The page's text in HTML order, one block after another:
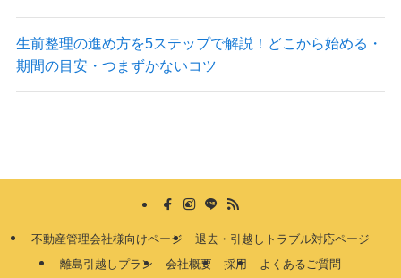
生前整理の進め方を5ステップで解説！どこから始める・
期間の目安・つまずかないコツ
不動産管理会社様向けページ
退去・引越しトラブル対応ページ
離島引越しプラン
会社概要 採用 よくあるご質問